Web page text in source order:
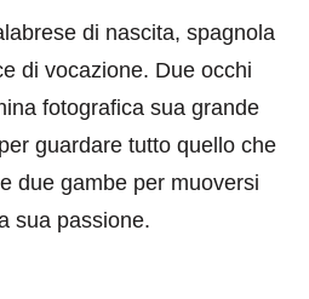
di nascita, spagnola
di vocazione. Due occhi
fotografica sua grande
guardare tutto quello che
due gambe per muoversi
sua passione.